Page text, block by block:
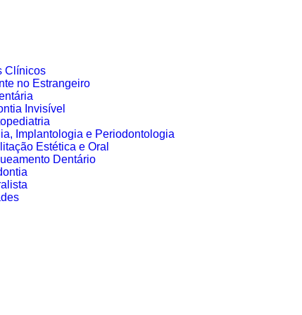
Clínicos
no Estrangeiro
Invisível
Implantologia e Periodontologia
Estética e Oral
Dentário